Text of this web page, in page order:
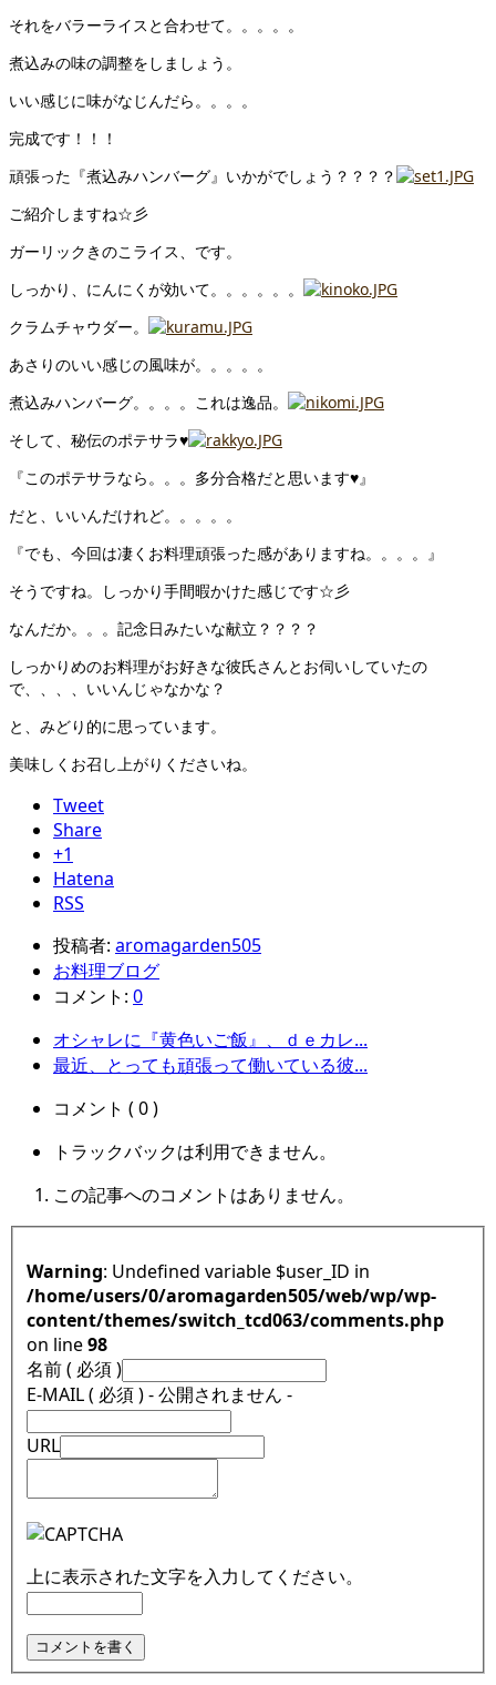
それをバラーライスと合わせて。。。。。
煮込みの味の調整をしましょう。
いい感じに味がなじんだら。。。。
完成です！！！
頑張った『煮込みハンバーグ』いかがでしょう？？？？
ご紹介しますね☆彡
ガーリックきのこライス、です。
しっかり、にんにくが効いて。。。。。。
クラムチャウダー。
あさりのいい感じの風味が。。。。。
煮込みハンバーグ。。。。これは逸品。
そして、秘伝のポテサラ♥
『このポテサラなら。。。多分合格だと思います♥』
だと、いいんだけれど。。。。。
『でも、今回は凄くお料理頑張った感がありますね。。。。』
そうですね。しっかり手間暇かけた感じです☆彡
なんだか。。。記念日みたいな献立？？？？
しっかりめのお料理がお好きな彼氏さんとお伺いしていたの
で、、、、いいんじゃなかな？
と、みどり的に思っています。
美味しくお召し上がりくださいね。
Tweet
Share
+1
Hatena
RSS
投稿者: aromagarden505
お料理ブログ
コメント: 0
オシャレに『黄色いご飯』、ｄｅカレ...
最近、とっても頑張って働いている彼...
コメント ( 0 )
トラックバックは利用できません。
この記事へのコメントはありません。
Warning : Undefined variable $user_ID in
/home/users/0/aromagarden505/web/wp/wp-
content/themes/switch_tcd063/comments.php
on line98
名前 ( 必須 )
E-MAIL ( 必須 ) - 公開されません -
URL
上に表示された文字を入力してください。